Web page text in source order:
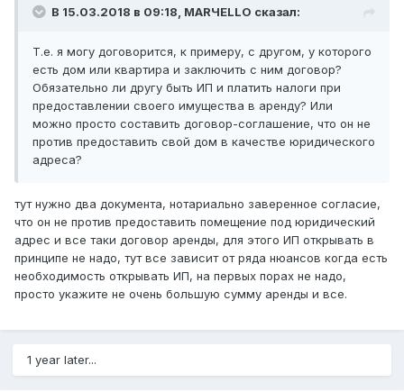
В 15.03.2018 в 09:18, MARЧELLO сказал:
Т.е. я могу договорится, к примеру, с другом, у которого
есть дом или квартира и заключить с ним договор?
Обязательно ли другу быть ИП и платить налоги при
предоставлении своего имущества в аренду? Или
можно просто составить договор-соглашение, что он не
против предоставить свой дом в качестве юридического
адреса?
тут нужно два документа, нотариально заверенное согласие,
что он не против предоставить помещение под юридический
адрес и все таки договор аренды, для этого ИП открывать в
принципе не надо, тут все зависит от ряда нюансов когда есть
необходимость открывать ИП, на первых порах не надо,
просто укажите не очень большую сумму аренды и все.
1 year later...